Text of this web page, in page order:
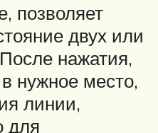
позволяет
двух или
нажатия,
нужное место,
линии,
для